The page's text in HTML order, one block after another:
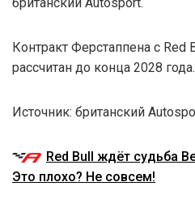
Контракт Ферстаппена с Red
рассчитан до конца 2028 года.
Источник: британский
Red Bull ждёт судьба
Это плохо? Не совсем!